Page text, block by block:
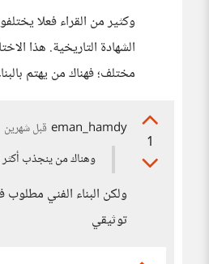
وكثير من القراء فعلا
الشهادة التاريخية. هذا
مختلف؛ فهناك من يهتم
1
eman_hamdy قبل شهرين
وهناك من ينجذب أكثر
ولكن البناء الفني
توثيقي